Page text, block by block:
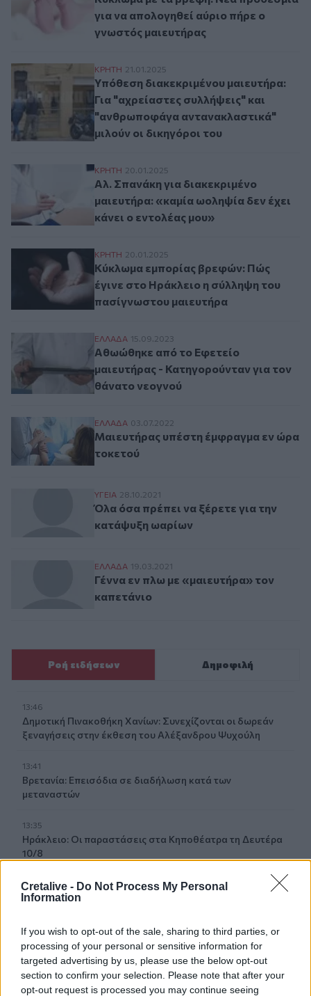
Cretalive - Do Not Process My Personal
Information
If you wish to opt-out of the sale, sharing to third parties, or
processing of your personal or sensitive information for
targeted advertising by us, please use the below opt-out
section to confirm your selection. Please note that after your
opt-out request is processed you may continue seeing
για να απολογηθεί αύριο πήρε ο
γνωστός μαιευτήρας
Υπόθεση διακεκριμένου μαιευτήρα: Για
ΚΡΗΤΗ 21.01.2025
Υπόθεση διακεκριμένου μαιευτήρα:
Για "αχρείαστες συλλήψεις" και
"ανθρωποφάγα αντανακλαστικά"
μιλούν οι δικηγόροι του
Αλ. Σπανάκη για διακεκριμένο
ΚΡΗΤΗ 20.01.2025
Αλ. Σπανάκη για διακεκριμένο
μαιευτήρα: «καμία ωοληψία δεν έχει
κάνει ο εντολέας μου»
Κύκλωμα εμπορίας βρεφών: Πώς έγινε
ΚΡΗΤΗ 20.01.2025
Κύκλωμα εμπορίας βρεφών: Πώς
έγινε στο Ηράκλειο η σύλληψη του
πασίγνωστου μαιευτήρα
Αθωώθηκε από το Εφετείο μαιευτήρας -
ΕΛΛAΔΑ 15.09.2023
Αθωώθηκε από το Εφετείο
μαιευτήρας - Κατηγορούνταν για τον
θάνατο νεογνού
Μαιευτήρας υπέστη έμφραγμα εν ώρα
ΕΛΛAΔΑ 03.07.2022
Μαιευτήρας υπέστη έμφραγμα εν ώρα
τοκετού
Όλα όσα πρέπει να ξέρετε για την
ΥΓΕΙΑ 28.10.2021
Όλα όσα πρέπει να ξέρετε για την
κατάψυξη ωαρίων
Γέννα εν πλω με «μαιευτήρα» τον
ΕΛΛAΔΑ 19.03.2021
Γέννα εν πλω με «μαιευτήρα» τον
καπετάνιο
Ροή ειδήσεων Δημοφιλή
13:46
Δημοτική Πινακοθήκη Χανίων: Συνεχίζονται οι δωρεάν
ξεναγήσεις στην έκθεση του Αλέξανδρου Ψυχούλη
13:41
Βρετανία: Επεισόδια σε διαδήλωση κατά των
μεταναστών
13:35
Ηράκλειο: Οι παραστάσεις στα Κηποθέατρα τη Δευτέρα
10/8
13:30
Νέο πρόστιμο $567 εκατ. στη Meta για βλάβες στην
13:28
"Μπλόκο" στις διακοπές ηλεκτροδότησης στον Πλατανιά
μέσα στην τουριστική περίοδο